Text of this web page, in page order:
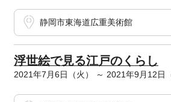
静岡市東海道広重美術館
浮世絵で見る江戸のくらし
2021年7月6日（火） ～ 2021年9月12日